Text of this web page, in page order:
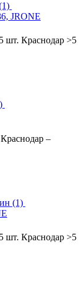
JRONE
шт. Краснодар >5
Краснодар –
(1)
шт. Краснодар >5